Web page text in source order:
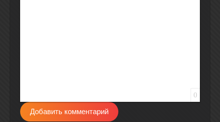
0
Добавить комментарий